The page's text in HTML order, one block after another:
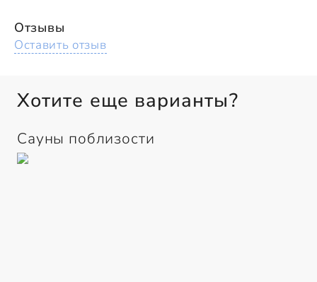
Отзывы
Оставить отзыв
Хотите еще варианты?
Сауны поблизости